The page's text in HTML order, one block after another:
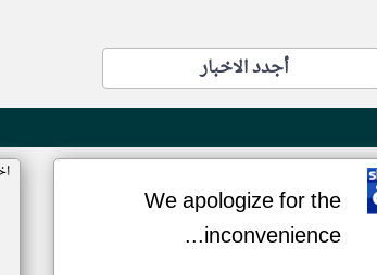
أجدد الاخبار
We apologize for the
inconvenience...